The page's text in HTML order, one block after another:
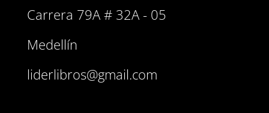
Carrera 79A # 32A - 05
Medellín
liderlibros@gmail.com